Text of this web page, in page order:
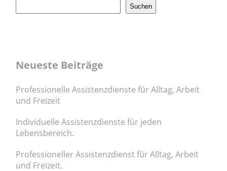
Suchen
Neueste Beiträge
Professionelle Assistenzdienste für Alltag, Arbeit
und Freizeit
Individuelle Assistenzdienste für jeden
Lebensbereich.
Professioneller Assistenzdienst für Alltag, Arbeit
und Freizeit.